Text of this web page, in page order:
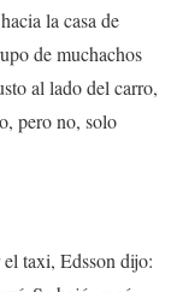
la casa de
de muchachos
al lado del carro,
pero no, solo
taxi, Edsson dijo: